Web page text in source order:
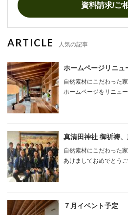
資料請求/ご
ARTICLE 人気の記事
ホームページリニュ
自然素材にこだわった
ホームページをリニュ
真清田神社 御祈祷
自然素材にこだわった
あけましておめでとう
７月イベント予定